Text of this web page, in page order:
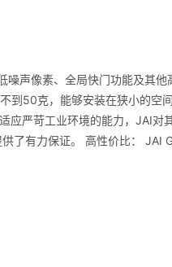
声像素、全局快门功能及其他
到50克，能够安装在狭小的空
应严苛工业环境的能力，JAI对
了有力保证。 高性价比： JAI